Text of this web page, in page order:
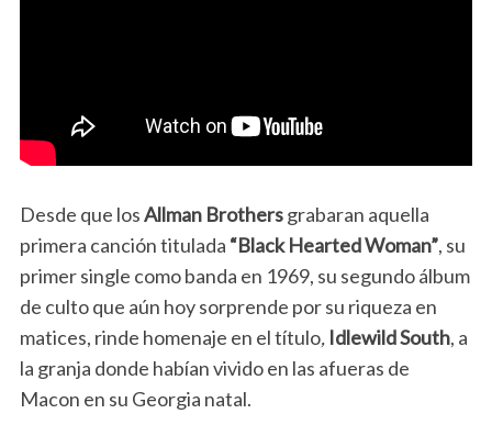
Desde que losAllman Brothersgrabaran aquella
primera canción titulada “Black Hearted Woman”, su
primer single como banda en 1969, su segundo álbum
de culto que aún hoy sorprende por su riqueza en
matices, rinde homenaje en el título, Idlewild South, a
la granja donde habían vivido en las afueras de
Macon en su Georgia natal.